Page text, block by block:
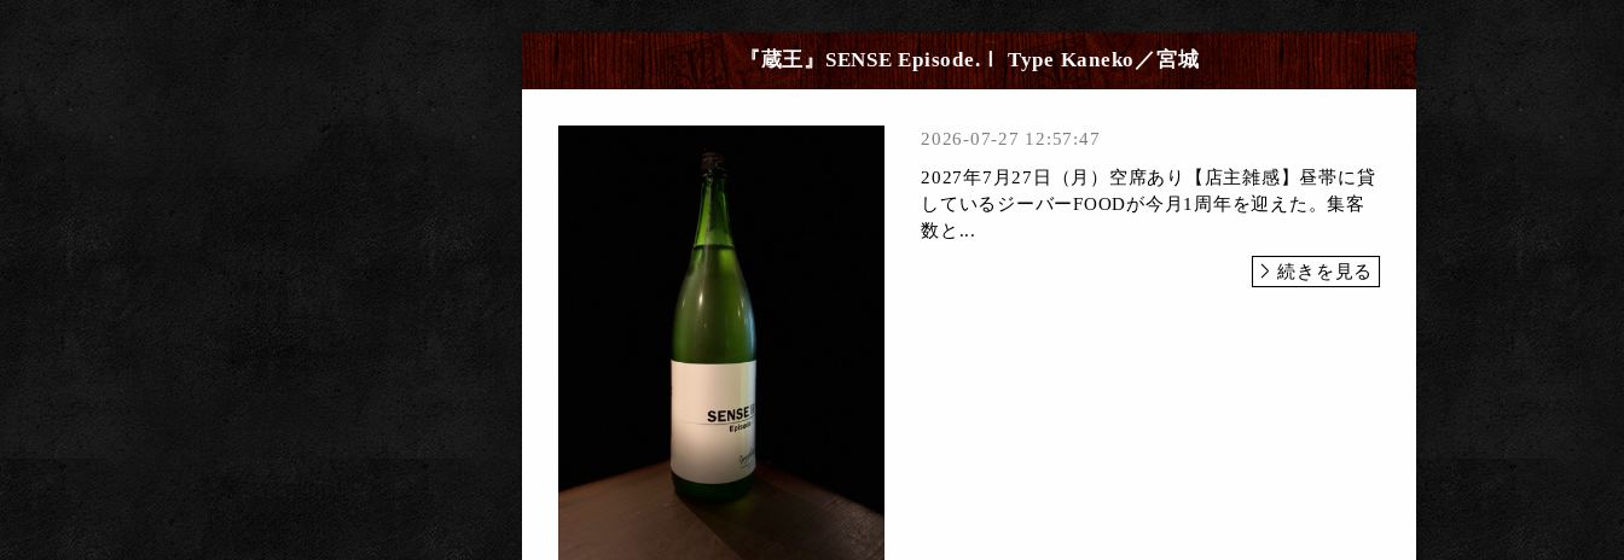
『蔵王』SENSE Episode.Ⅰ Type Kaneko／宮城
2026-07-27 12:57:47
2027年7月27日（月）空席あり【店主雑感】昼帯に貸
しているジーバーFOODが今月1周年を迎えた。集客
数と...
続きを見る